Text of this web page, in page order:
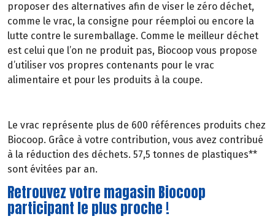
proposer des alternatives afin de viser le zéro déchet,
comme le vrac, la consigne pour réemploi ou encore la
lutte contre le suremballage. Comme le meilleur déchet
est celui que l’on ne produit pas, Biocoop vous propose
d’utiliser vos propres contenants pour le vrac
alimentaire et pour les produits à la coupe.
Le vrac représente plus de 600 références produits chez
Biocoop. Grâce à votre contribution, vous avez contribué
à la réduction des déchets. 57,5 tonnes de plastiques**
sont évitées par an.
Retrouvez votre magasin Biocoop
participant le plus proche !